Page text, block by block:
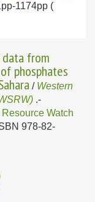
1174pp (
from
phosphates
/ Western
.-
Watch
978-82-